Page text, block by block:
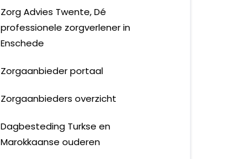
Zorg Advies Twente, Dé
professionele zorgverlener in
Enschede
Zorgaanbieder portaal
Zorgaanbieders overzicht
Dagbesteding Turkse en
Marokkaanse ouderen